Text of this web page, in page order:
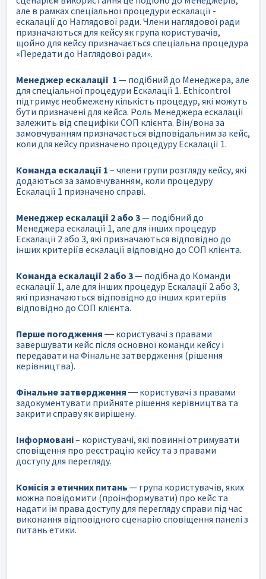
але в рамках спеціальної процедури ескалації -
ескалації до Наглядової ради. Члени наглядової ради
призначаються для кейсу як група користувачів,
щойно для кейсу призначається спеціальна процедура
«Передати до Наглядової ради».
Менеджер ескалації 1 — подібний до Менеджера, але
для спеціальної процедури Ескалації 1. Ethicontrol
підтримує необмежену кількість процедур, які можуть
бути призначені для кейса. Роль Менеджера ескалації
залежить від специфіки СОП клієнта. Він/вона за
замовчуванням призначається відповідальним за кейс,
коли для кейсу призначено процедуру Ескалації 1.
Команда ескалації 1 – члени групи розгляду кейсу, які
додаються за замовчуванням, коли процедуру
Ескалації 1 призначено справі.
Менеджер ескалації 2 або 3— подібний до
Менеджера ескалації 1, але для інших процедур
Ескалації 2 або 3, які призначаються відповідно до
інших критеріїв ескалації відповідно до СОП клієнта.
Команда ескалації 2 або 3— подібна до Команди
ескалації 1, але для інших процедур Ескалації 2 або 3,
які призначаються відповідно до інших критеріїв
відповідно до СОП клієнта.
Перше погодження — користувачі з правами
завершувати кейс після основної команди кейсу і
передавати на Фінальне затвердження (рішення
керівництва).
Фінальне затвердження — користувачі з правами
задокументувати прийняте рішення керівництва та
закрити справу як вирішену.
Інформовані– користувачі, які повинні отримувати
сповіщення про реєстрацію кейсу та з правами
доступу для перегляду.
Комісія з етичних питань — група користувачів, яких
можна повідомити (проінформувати) про кейс та
надати їм права доступу для перегляду справи під час
виконання відповідного сценарію сповіщення панелі з
питань етики.